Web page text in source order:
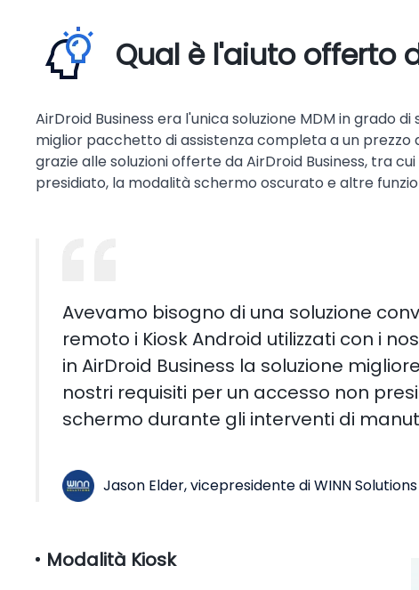
Qual è l'aiuto offerto
AirDroid Business era l'unica soluzione MDM in grado
miglior pacchetto di assistenza completa a un prezzo
grazie alle soluzioni offerte da AirDroid Business, tra
presidiato, la modalità schermo oscurato e altre
Avevamo bisogno di una soluzione
remoto i Kiosk Android utilizzati con i
in AirDroid Business la soluzione
nostri requisiti per un accesso non
schermo durante gli interventi di
Jason Elder, vicepresidente di WINN Solutions
Modalità Kiosk